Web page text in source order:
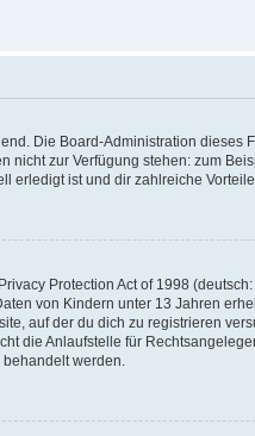
Die Board-Administration dieses
nicht zur Verfügung stehen: zum
erledigt ist und dir zahlreiche Vorteile
Protection Act of 1998
von Kindern unter 13 Jahren
auf der du dich zu registrieren
die Anlaufstelle für
werden.